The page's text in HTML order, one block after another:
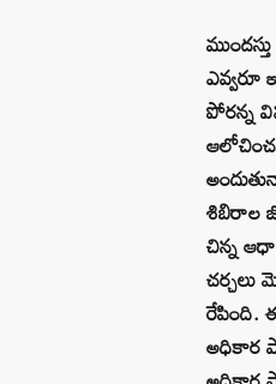
ఎవ్వరూ
పోరన్న
శిబిరాల
చిన్న
రేపింది.
అధికార